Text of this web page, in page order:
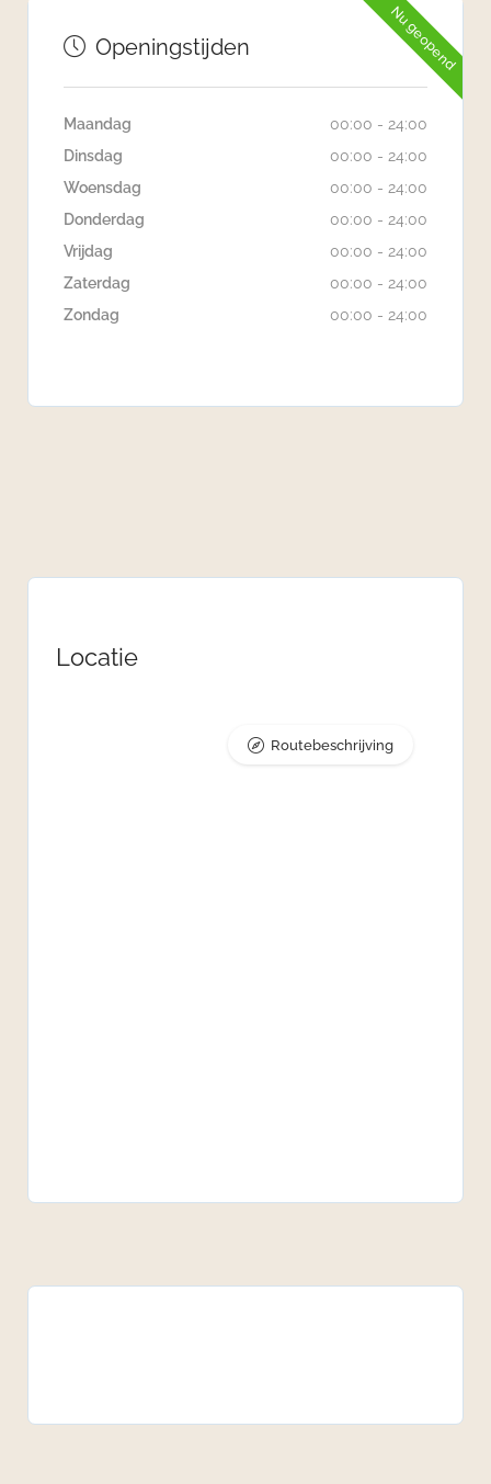
Nu geopend
Openingstijden
Maandag
00:00 - 24:00
Dinsdag
00:00 - 24:00
Woensdag
00:00 - 24:00
Donderdag
00:00 - 24:00
Vrijdag
00:00 - 24:00
Zaterdag
00:00 - 24:00
Zondag
00:00 - 24:00
Locatie
Routebeschrijving